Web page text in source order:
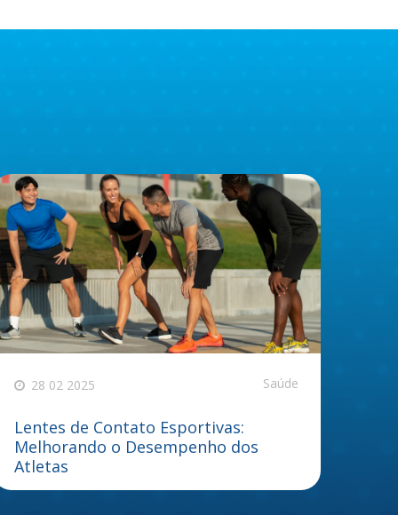
28 02 2025 Saúde
Lentes de Contato Esportivas:
Melhorando o Desempenho dos
Atletas